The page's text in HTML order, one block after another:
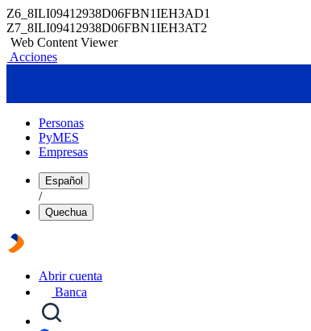
Z6_8ILI09412938D06FBN1IEH3AD1
Z7_8ILI09412938D06FBN1IEH3AT2
Web Content Viewer
Acciones
Personas
PyMES
Empresas
Español
/
Quechua
Abrir cuenta
Banca